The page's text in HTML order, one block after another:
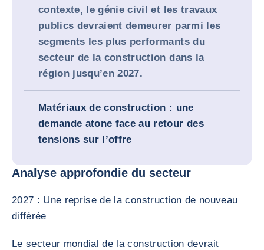
contexte, le génie civil et les travaux
publics devraient demeurer parmi les
segments les plus performants du
secteur de la construction dans la
région jusqu’en 2027.
Matériaux de construction : une
demande atone face au retour des
tensions sur l’offre
Analyse approfondie du secteur
2027 : Une reprise de la construction de nouveau
différée
Le secteur mondial de la construction devrait